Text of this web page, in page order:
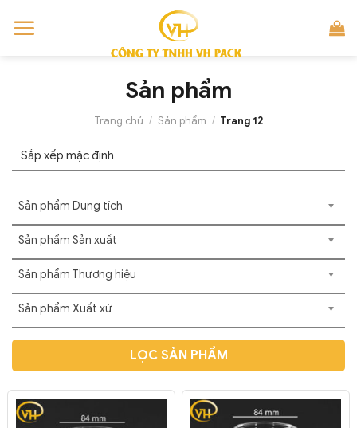
Sản phẩm
Trang chủ / Sản phẩm / Trang 12
Sản phẩm Dung tích
Sản phẩm Sản xuất
Sản phẩm Thương hiệu
Sản phẩm Xuất xứ
LỌC SẢN PHẨM